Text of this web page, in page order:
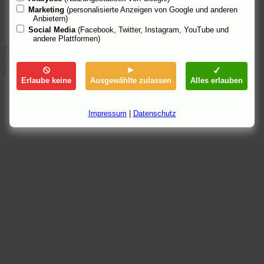
Marketing (personalisierte Anzeigen von Google und anderen
Anbietern)
Social Media (Facebook, Twitter, Instagram, YouTube und
andere Plattformen)
Erlaube keine Ausgewählte zulassen Alles erlauben
Impressum Datenschutz